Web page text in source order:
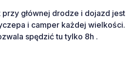
głównej drodze i dojazd jest
i camper każdej wielkości.
spędzić tu tylko 8h .